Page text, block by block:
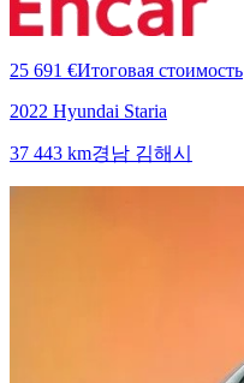
25 691 €Итоговая стоимость
2022 Hyundai Staria
37 443 km경남 김해시